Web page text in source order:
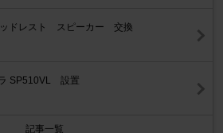
ドレスト スピーカー 交換
SP510VL 設置
記事一覧